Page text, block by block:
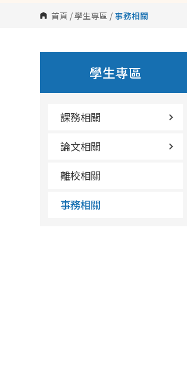
首頁 /學生專區 / 事務相關
學生專區
課務相關
論文相關
離校相關
事務相關